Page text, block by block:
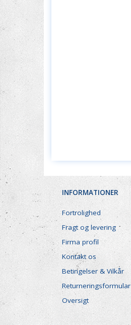
INFORMATIONER
Fortrolighed
Fragt og levering
Firma profil
Kontakt os
Betingelser & Vilkår
Returneringsformular
Oversigt